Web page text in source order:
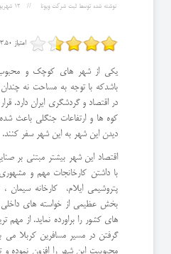
نوشته شده توسطثبت شرکت ویونا 12 شهریور 1396
امتیاز 3.50 (تعداد رای 6)
یکی از شهر های کوچک و محبوب
باشدکه با توجه به مساحت نه چندان
در اقتصاد و گردشگری ایران دارد.
کوه ها و ارتفاعات جنگلی باعث
دیدن این شهر به این شهر سفر کنند.
اقتصاد این شهر بیشتر مبتنی بر
با داشتن کارخانجات مهم و مشهوری
پتروشیمی ایلام، کارخانه سیمان
بخش عظیمی از خواسته های داخلی
های کشور را براورده نماید. از مهم
گرفتن در مسیر مسافرین کربلا
محبوبیت این شهر را افزون نموده و